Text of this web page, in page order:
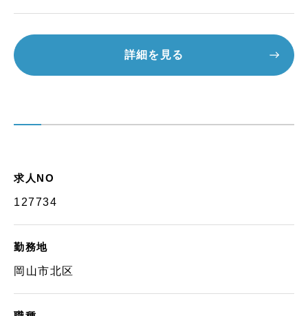
詳細を見る
求人NO
127734
勤務地
岡山市北区